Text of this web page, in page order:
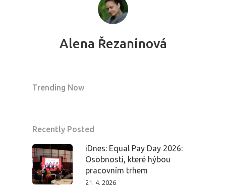
Alena Řezaninová
Trending Now
Recently Posted
iDnes: Equal Pay Day 2026:
Osobnosti, které hýbou
pracovním trhem
21. 4. 2026